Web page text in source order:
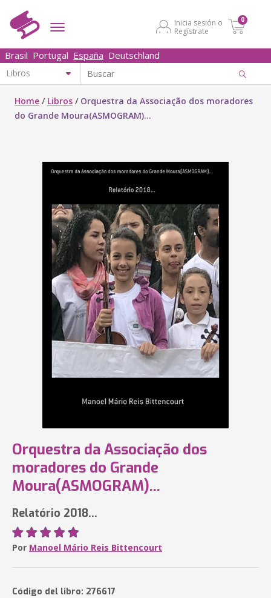
Inicia sesión o
Regístrate
0
Brasil Portugal España Deutschland
Home / Libros / Orquestra da Associação dos moradores
do Grande Moura(ASMOGRAM)...
Orquestra da Associação dos
moradores do Grande
Moura(ASMOGRAM)...
Relatório 2018...
Por Manoel Mário Reis Bittencourt
Código del libro: 276617